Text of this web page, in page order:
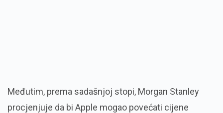
Međutim, prema sadašnjoj stopi, Morgan Stanley
procjenjuje da bi Apple mogao povećati cijene